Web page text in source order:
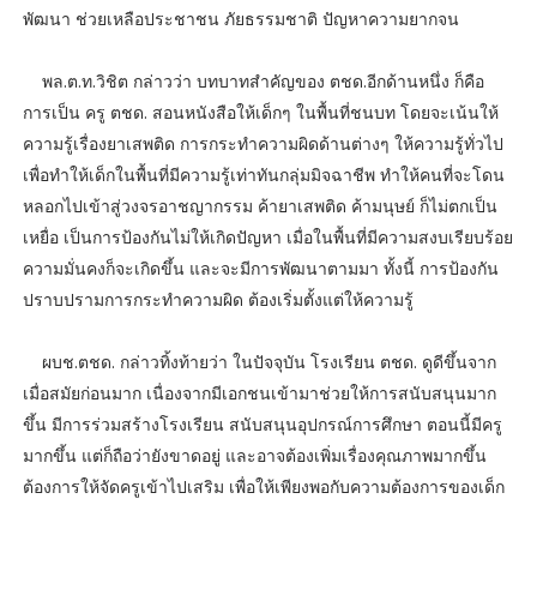
พัฒนา ช่วยเหลือประชาชน ภัยธรรมชาติ ปัญหาความยากจน
พล.ต.ท.วิชิต กล่าวว่า บทบาทสำคัญของ ตชด.อีกด้านหนึ่ง ก็คือ
การเป็น ครู ตชด. สอนหนังสือให้เด็กๆ ในพื้นที่ชนบท โดยจะเน้นให้
ความรู้เรื่องยาเสพติด การกระทำความผิดด้านต่างๆ ให้ความรู้ทั่วไป
เพื่อทำให้เด็กในพื้นที่มีความรู้เท่าทันกลุ่มมิจฉาชีพ ทำให้คนที่จะโดน
หลอกไปเข้าสู่วงจรอาชญากรรม ค้ายาเสพติด ค้ามนุษย์ ก็ไม่ตกเป็น
เหยื่อ เป็นการป้องกันไม่ให้เกิดปัญหา เมื่อในพื้นที่มีความสงบเรียบร้อย
ความมั่นคงก็จะเกิดขึ้น และจะมีการพัฒนาตามมา ทั้งนี้ การป้องกัน
ปราบปรามการกระทำความผิด ต้องเริ่มตั้งแต่ให้ความรู้
ผบช.ตชด. กล่าวทิ้งท้ายว่า ในปัจจุบัน โรงเรียน ตชด. ดูดีขึ้นจาก
เมื่อสมัยก่อนมาก เนื่องจากมีเอกชนเข้ามาช่วยให้การสนับสนุนมาก
ขึ้น มีการร่วมสร้างโรงเรียน สนับสนุนอุปกรณ์การศึกษา ตอนนี้มีครู
มากขึ้น แต่ก็ถือว่ายังขาดอยู่ และอาจต้องเพิ่มเรื่องคุณภาพมากขึ้น
ต้องการให้จัดครูเข้าไปเสริม เพื่อให้เพียงพอกับความต้องการของเด็ก